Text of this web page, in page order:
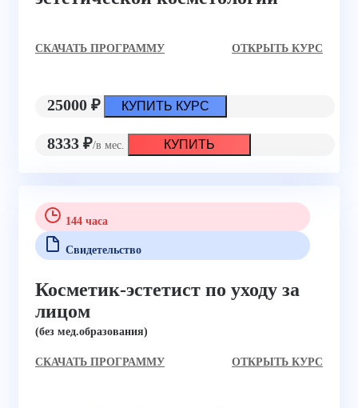
CКАЧАТЬ ПРОГРАММУ ОТКРЫТЬ КУРС
25000 ₽ КУПИТЬ КУРС
8333 ₽/в мес. КУПИТЬ
144 часа
Свидетельство
Косметик-эстетист по уходу за
лицом
(без мед.образования)
CКАЧАТЬ ПРОГРАММУ ОТКРЫТЬ КУРС